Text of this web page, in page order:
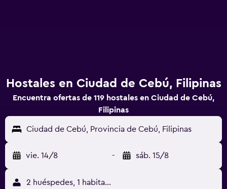
Hostales en Ciudad de Cebú, Filipinas
Encuentra ofertas de 119 hostales en Ciudad de Cebú,
Filipinas
Ciudad de Cebú, Provincia de Cebú, Filipinas
vie. 14/8 - sáb. 15/8
2 huéspedes, 1 habitación